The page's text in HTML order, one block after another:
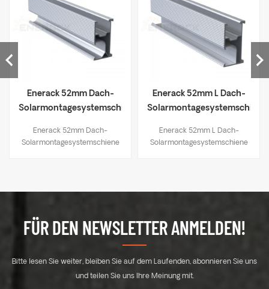
Enerack 52mm Dach-
Solarmontagesystemschiene
Enerack 52mm Dach-
Solarmontagesystemschiene
Enerack 52mm L Dach-
Solarmontagesystemschiene
Enerack 52mm L Dach-
Solarmontagesystemschiene
FÜR DEN NEWSLETTER ANMELDEN!
Bitte lesen Sie weiter, bleiben Sie auf dem Laufenden, abonnieren Sie uns
und teilen Sie uns Ihre Meinung mit.